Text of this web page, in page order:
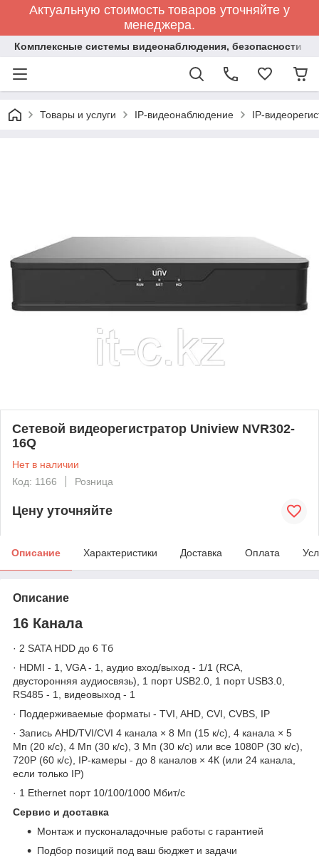
Актуальную стоимость товаров уточняйте у
менеджера.
Комплексные системы видеонаблюдения, безопасности и
Товары и услуги IP-видеонаблюдение IP-
Сетевой видеорегистратор Uniview NVR302-
16Q
Нет в наличии
Код: 1166
Розница
Цену уточняйте
Описание Характеристики Доставка Оплата
Описание
16 Канала
· 2 SATA HDD до 6 Тб
· HDMI - 1, VGA - 1, аудио вход/выход - 1/1 (RCA,
двусторонняя аудиосвязь), 1 порт USB2.0, 1 порт USB3.0,
RS485 - 1, видеовыход - 1
· Поддерживаемые форматы - TVI, AHD, CVI, CVBS, IP
· Запись AHD/TVI/CVI 4 канала × 8 Мп (15 к/с), 4 канала × 5
Мп (20 к/с), 4 Мп (30 к/с), 3 Мп (30 к/с) или все 1080Р (30 к/с),
720Р (60 к/с), IP-камеры - до 8 каналов × 4К (или 24 канала,
если только IP)
· 1 Ethernet порт 10/100/1000 Мбит/с
Сервис и доставка
Монтаж и пусконаладочные работы с гарантией
Подбор позиций под ваш бюджет и задачи